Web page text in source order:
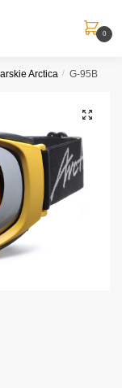
0
Arctica / G-95B